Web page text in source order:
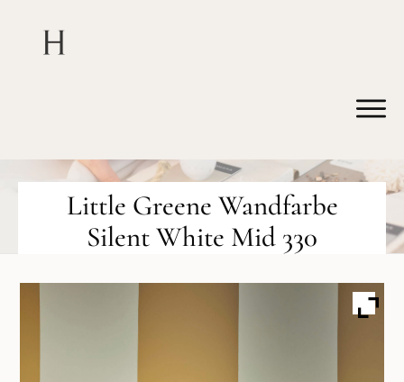
Little Greene Wandfarbe
Silent White Mid 330